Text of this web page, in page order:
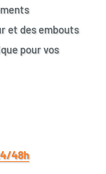
et des embouts
pour vos
48h